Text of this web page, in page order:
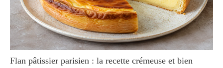
Flan pâtissier parisien : la recette crémeuse et bien